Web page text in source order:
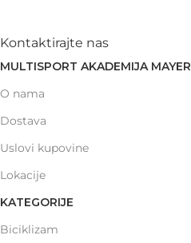
Kontaktirajte nas
MULTISPORT AKADEMIJA MAYER
O nama
Dostava
Uslovi kupovine
Lokacije
KATEGORIJE
Biciklizam